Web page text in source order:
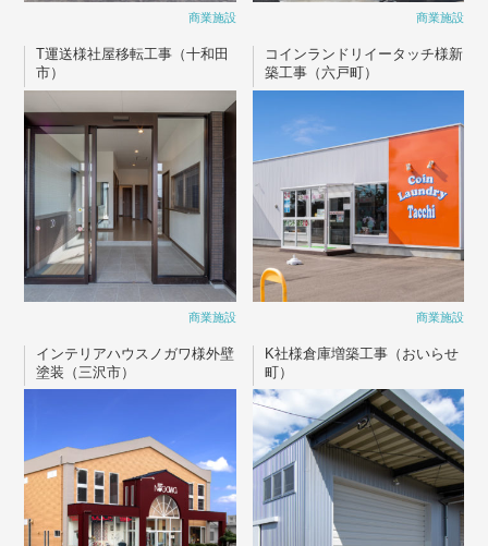
商業施設 商業施設
T運送様社屋移転工事（十和田
市）
商業施設
コインランドリイータッチ様新
築工事（六戸町）
商業施設
インテリアハウスノガワ様外壁
塗装（三沢市）
K社様倉庫増築工事（おいらせ
町）